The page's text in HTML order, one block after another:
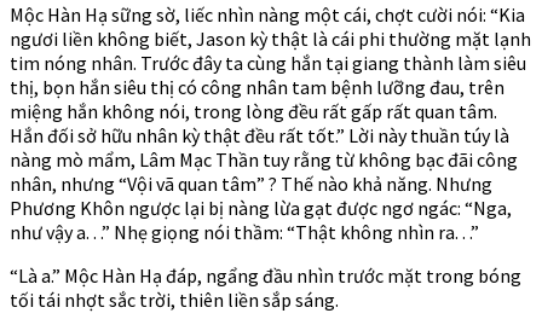
Mộc Hàn Hạ sững sờ, liếc nhìn nàng một cái, chợt cười nói: “Kia
ngươi liền không biết, Jason kỳ thật là cái phi thường mặt lạnh
tim nóng nhân. Trước đây ta cùng hắn tại giang thành làm siêu
thị, bọn hắn siêu thị có công nhân tam bệnh lưỡng đau, trên
miệng hắn không nói, trong lòng đều rất gấp rất quan tâm.
Hắn đối sở hữu nhân kỳ thật đều rất tốt.” Lời này thuần túy là
nàng mò mẩm, Lâm Mạc Thần tuy rằng từ không bạc đãi công
nhân, nhưng “Vội vã quan tâm” ? Thế nào khả năng. Nhưng
Phương Khôn ngược lại bị nàng lừa gạt được ngơ ngác: “Nga,
như vậy a. . .” Nhẹ giọng nói thầm: “Thật không nhìn ra. . .”
“Là a.” Mộc Hàn Hạ đáp, ngẩng đầu nhìn trước mặt trong bóng
tối tái nhợt sắc trời, thiên liền sắp sáng.